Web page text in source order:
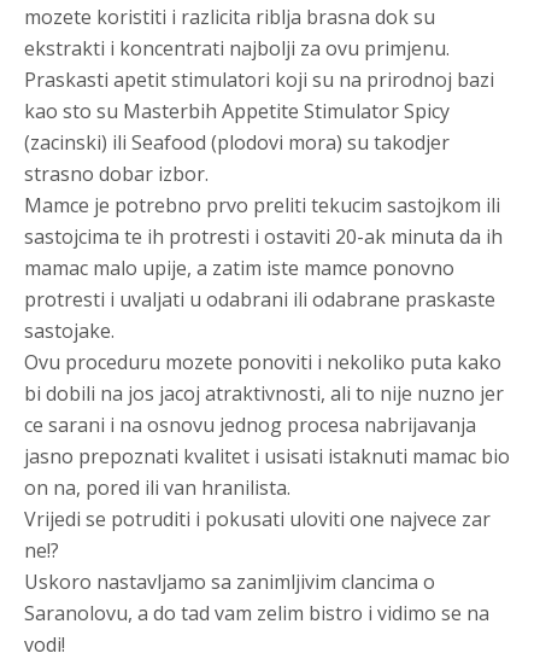
mozete koristiti i razlicita riblja brasna dok su
ekstrakti i koncentrati najbolji za ovu primjenu.
Praskasti apetit stimulatori koji su na prirodnoj bazi
kao sto su Masterbih Appetite Stimulator Spicy
(zacinski) ili Seafood (plodovi mora) su takodjer
strasno dobar izbor.
Mamce je potrebno prvo preliti tekucim sastojkom ili
sastojcima te ih protresti i ostaviti 20-ak minuta da ih
mamac malo upije, a zatim iste mamce ponovno
protresti i uvaljati u odabrani ili odabrane praskaste
sastojake.
Ovu proceduru mozete ponoviti i nekoliko puta kako
bi dobili na jos jacoj atraktivnosti, ali to nije nuzno jer
ce sarani i na osnovu jednog procesa nabrijavanja
jasno prepoznati kvalitet i usisati istaknuti mamac bio
on na, pored ili van hranilista.
Vrijedi se potruditi i pokusati uloviti one najvece zar
ne!?
Uskoro nastavljamo sa zanimljivim clancima o
Saranolovu, a do tad vam zelim bistro i vidimo se na
vodi!